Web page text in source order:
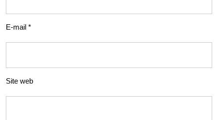
E-mail *
Site web